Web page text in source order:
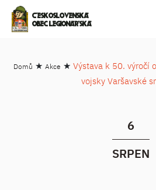
ČESKOSLOVENSKÁ
OBEC LEGIONÁŘSKÁ
Domů ★ Akce ★ Výstava k 50. výročí
vojsky Varšavské
6
SRPEN